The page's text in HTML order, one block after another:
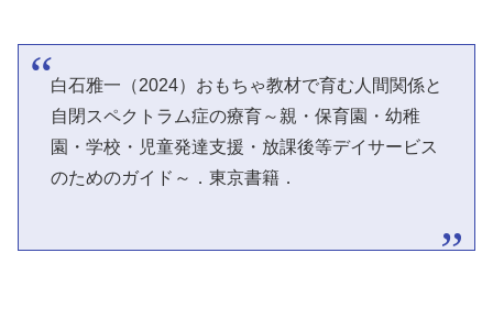
白石雅一（2024）おもちゃ教材で育む人間関係と
自閉スペクトラム症の療育～親・保育園・幼稚
園・学校・児童発達支援・放課後等デイサービス
のためのガイド～．東京書籍．